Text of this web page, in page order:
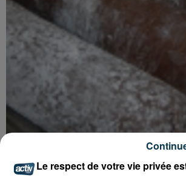
Le respect de votre vie privée